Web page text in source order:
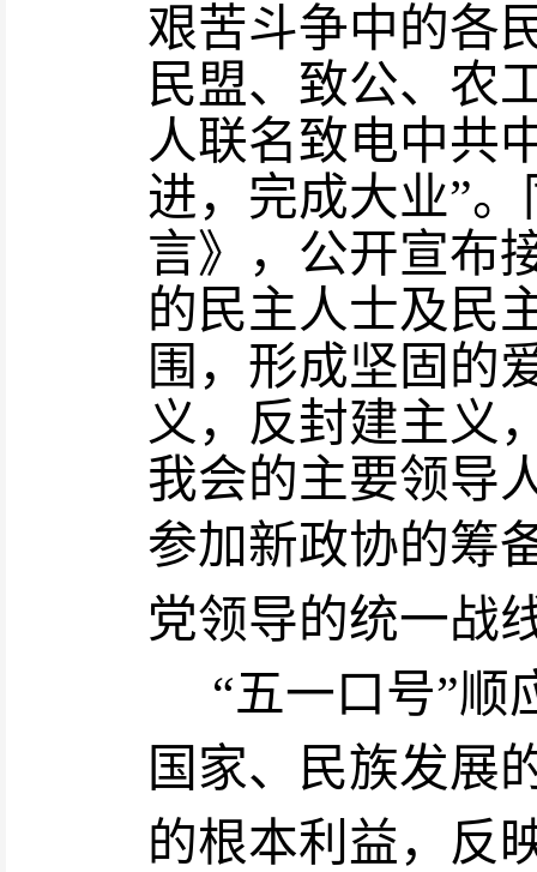
艰苦斗争中的各
民盟、致公、农
人联名致电中共
进， 完成大业”。
言》
， 公开宣布
的民主人士及民
围 ， 形成坚固的
义 ， 反封建主义
我会的主要领导
参加新政协的筹
党领导的统一战
“五一口号”顺
国家、民族发展
的根本利益，反